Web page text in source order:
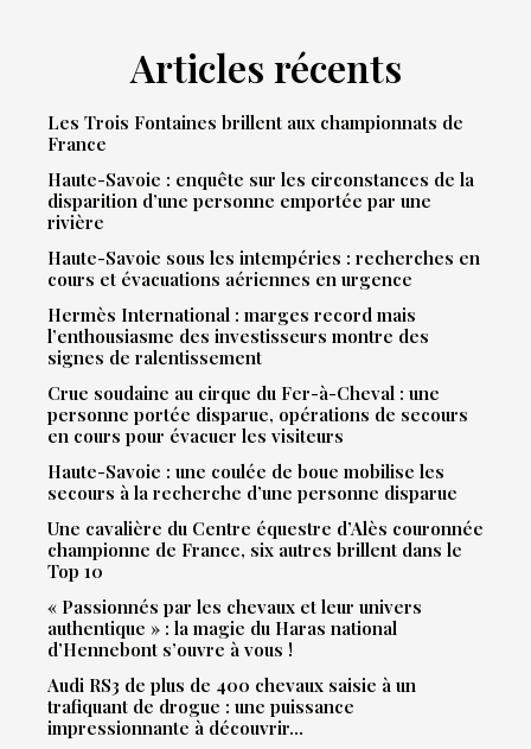
Articles récents
Les Trois Fontaines brillent aux championnats de
France
Haute-Savoie : enquête sur les circonstances de la
disparition d’une personne emportée par une
rivière
Haute-Savoie sous les intempéries : recherches en
cours et évacuations aériennes en urgence
Hermès International : marges record mais
l’enthousiasme des investisseurs montre des
signes de ralentissement
Crue soudaine au cirque du Fer-à-Cheval : une
personne portée disparue, opérations de secours
en cours pour évacuer les visiteurs
Haute-Savoie : une coulée de boue mobilise les
secours à la recherche d’une personne disparue
Une cavalière du Centre équestre d’Alès couronnée
championne de France, six autres brillent dans le
Top 10
« Passionnés par les chevaux et leur univers
authentique » : la magie du Haras national
d’Hennebont s’ouvre à vous !
Audi RS3 de plus de 400 chevaux saisie à un
trafiquant de drogue : une puissance
impressionnante à découvrir…